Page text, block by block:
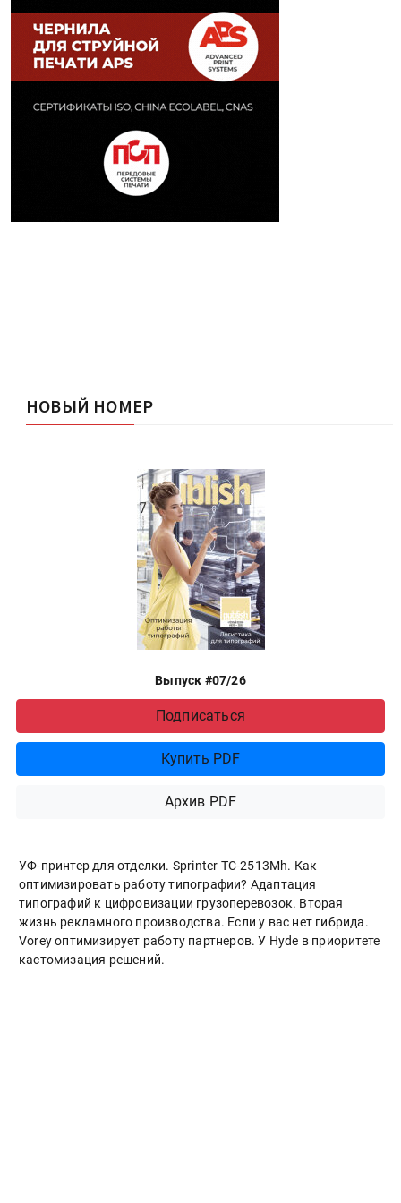
НОВЫЙ НОМЕР
Выпуск #07/26
Подписаться
Купить PDF
Архив PDF
УФ-принтер для отделки. Sprinter ТС-2513Mh. Как
оптимизировать работу типографии? Адаптация
типографий к цифровизации грузоперевозок. Вторая
жизнь рекламного производства. Если у вас нет гибрида.
Vorey оптимизирует работу партнеров. У Hyde в приоритете
кастомизация решений.